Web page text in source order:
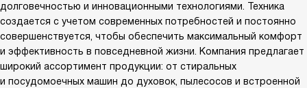
долговечностью и инновационными технологиями. Техника
создается с учетом современных потребностей и постоянно
совершенствуется, чтобы обеспечить максимальный комфорт
и эффективность в повседневной жизни. Компания предлагает
широкий ассортимент продукции: от стиральных
и посудомоечных машин до духовок, пылесосов и встроенной